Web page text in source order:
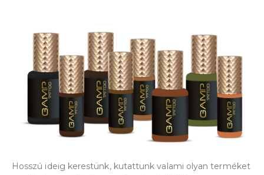
Hosszú ideig kerestünk, kutattunk valami olyan terméket